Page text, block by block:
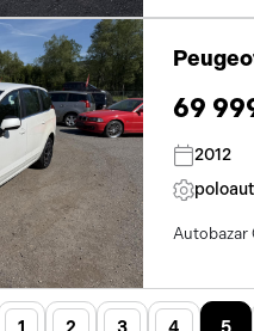
69
2012
Autobazar